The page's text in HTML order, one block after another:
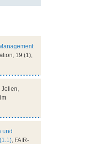
19 (1),
Jellen,
und
, FAIR-